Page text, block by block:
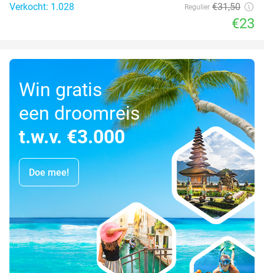
Verkocht: 1.028
Regulier €31,50
€23
Win gratis
een droomreis
t.w.v. €3.000
Doe mee!